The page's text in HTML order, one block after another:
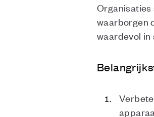
waarborgen
waardevol